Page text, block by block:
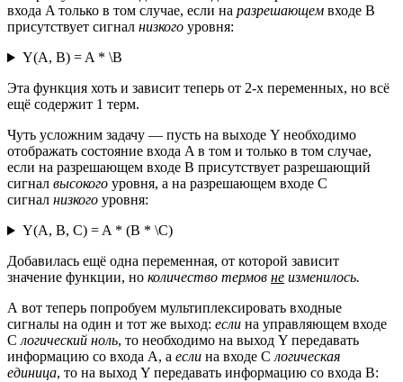
входа A только в том случае, если на разрешающем входе B
присутствует сигнал низкого уровня:
Y(A, B) = A * \B
Эта функция хоть и зависит теперь от 2-х переменных, но всё
ещё содержит 1 терм.
Чуть усложним задачу — пусть на выходе Y необходимо
отображать состояние входа A в том и только в том случае,
если на разрешающем входе B присутствует разрешающий
сигнал высокого уровня, а на разрешающем входе C
сигнал низкого уровня:
Y(A, B, C) = A * (B * \C)
Добавилась ещё одна переменная, от которой зависит
значение функции, но количество термов не изменилось.
А вот теперь попробуем мультиплексировать входные
сигналы на один и тот же выход: если на управляющем входе
C логический ноль, то необходимо на выход Y передавать
информацию со входа A, а если на входе C логическая
единица, то на выход Y передавать информацию со входа B: